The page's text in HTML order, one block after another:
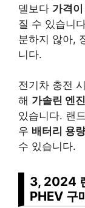
델보다 가격
질 수 있습니
분하지 않아,
니다.
전기차 충전
해 가솔린 엔
있습니다. 랜
우 배터리 용
수 있습니다.
3, 2024
PHEV 구